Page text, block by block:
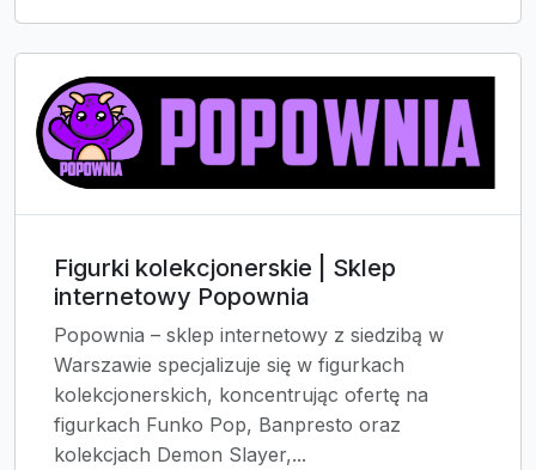
Figurki kolekcjonerskie | Sklep
internetowy Popownia
Popownia – sklep internetowy z siedzibą w
Warszawie specjalizuje się w figurkach
kolekcjonerskich, koncentrując ofertę na
figurkach Funko Pop, Banpresto oraz
kolekcjach Demon Slayer,...